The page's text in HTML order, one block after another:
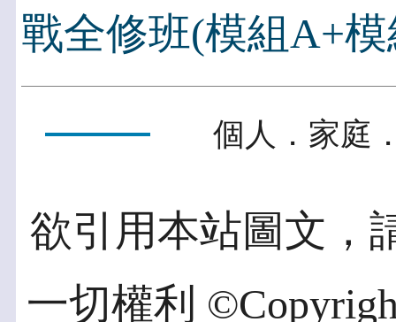
戰全修班(模組A+
個人．家庭
欲引用本站圖文，
一切權利